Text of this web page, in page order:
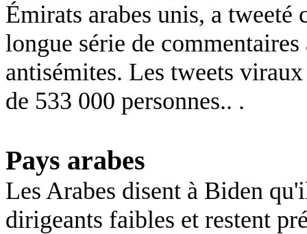
Émirats arabes unis, a tweeté
longue série de
antisémites. Les tweets
de 533 000 personnes.. .
Pays arabes
Les Arabes disent à Biden
dirigeants faibles et restent